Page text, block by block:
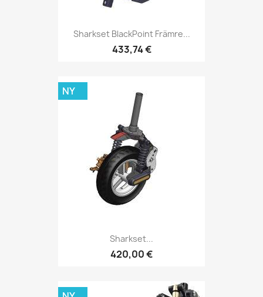
Sharkset BlackPoint Främre...
433,74 €
Sharkset...
420,00 €
NY